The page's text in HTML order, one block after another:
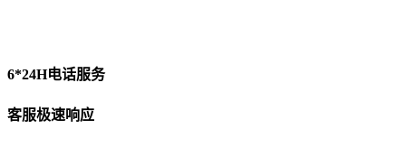
6*24H电话服务
客服极速响应